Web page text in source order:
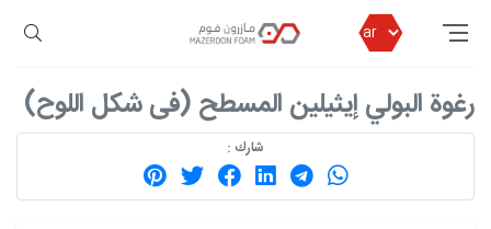
مازرون فوم المحصول
الرغوة البولي إيثيلين
رغوة البولي إيثيلين المسطح (فی شكل اللوح)
رغوة البولي إيثيلين المسطح (فی شكل اللوح)
شارك :